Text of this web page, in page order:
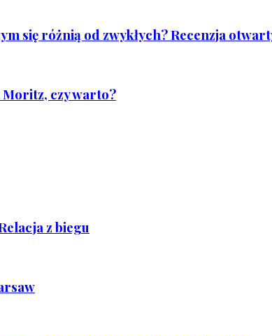
się różnią od zwykłych? Recenzja
Moritz, czy warto?
z biegu